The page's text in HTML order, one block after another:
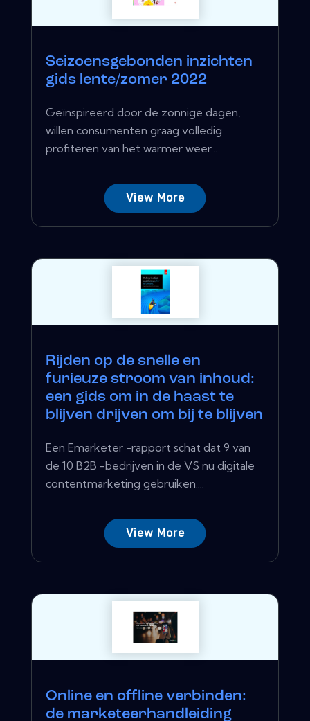
Seizoensgebonden inzichten
gids lente/zomer 2022
Geïnspireerd door de zonnige dagen,
willen consumenten graag volledig
profiteren van het warmer weer...
View More
Rijden op de snelle en
furieuze stroom van inhoud:
een gids om in de haast te
blijven drijven om bij te blijven
Een Emarketer -rapport schat dat 9 van
de 10 B2B -bedrijven in de VS nu digitale
contentmarketing gebruiken....
View More
Online en offline verbinden:
de marketeerhandleiding